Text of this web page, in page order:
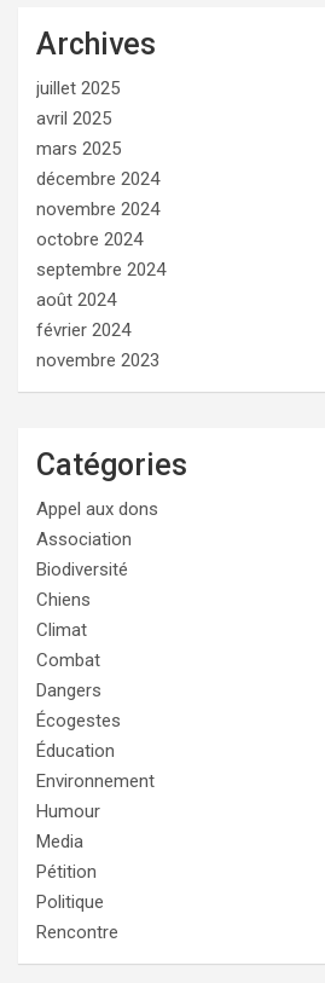
Archives
juillet 2025
avril 2025
mars 2025
décembre 2024
novembre 2024
octobre 2024
septembre 2024
août 2024
février 2024
novembre 2023
Catégories
Appel aux dons
Association
Biodiversité
Chiens
Climat
Combat
Dangers
Écogestes
Éducation
Environnement
Humour
Media
Pétition
Politique
Rencontre